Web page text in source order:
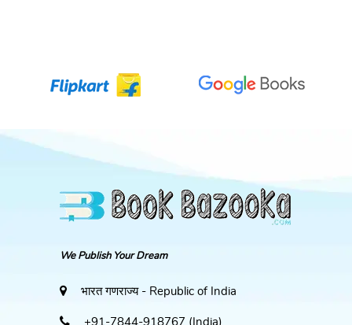
We Publish Your Dream
भारत गणराज्य - Republic of India
+91-7844-918767 (India)